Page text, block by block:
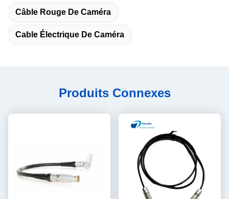
Câble Rouge De Caméra
Cable Électrique De Caméra
Produits Connexes